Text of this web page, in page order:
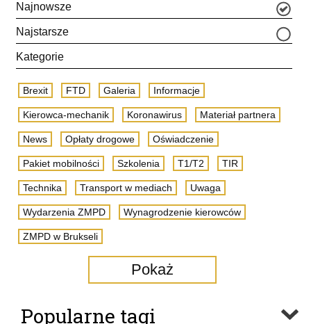
Najnowsze
Najstarsze
Kategorie
Brexit FTD Galeria Informacje
Kierowca-mechanik Koronawirus Materiał partnera
News Opłaty drogowe Oświadczenie
Pakiet mobilności Szkolenia T1/T2 TIR
Technika Transport w mediach Uwaga
Wydarzenia ZMPD Wynagrodzenie kierowców
ZMPD w Brukseli
Pokaż
Popularne tagi